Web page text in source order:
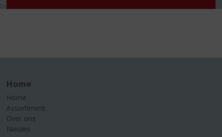
Home
Home
Assortiment
Over ons
Nieuws